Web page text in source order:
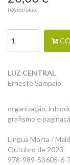
IVA incluído.
LUZ CENTRAL
Ernesto Sampaio
organização,
grafismo e
Língua Morta /
Outubro de 2023
978-989-53605-6-